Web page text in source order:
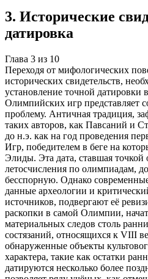
3. Исторические
датировка
Глава 3 из 10
Переходя от мифологических
исторических свидетельств,
установление точной датировки
Олимпийских игр представляет
проблему. Античная традиция,
таких авторов, как Павсаний и
до н.э. как на год проведения
Игр, победителем в беге на
Элиды. Эта дата, ставшая точкой
летосчисления по олимпиадам,
бесспорную. Однако
данные археологии и
источников, подвергают её
раскопки в самой Олимпии,
материальных следов столь
состязаний, относящихся к VIII
обнаруженные объекты
характера, такие как остатки
датируются несколько более